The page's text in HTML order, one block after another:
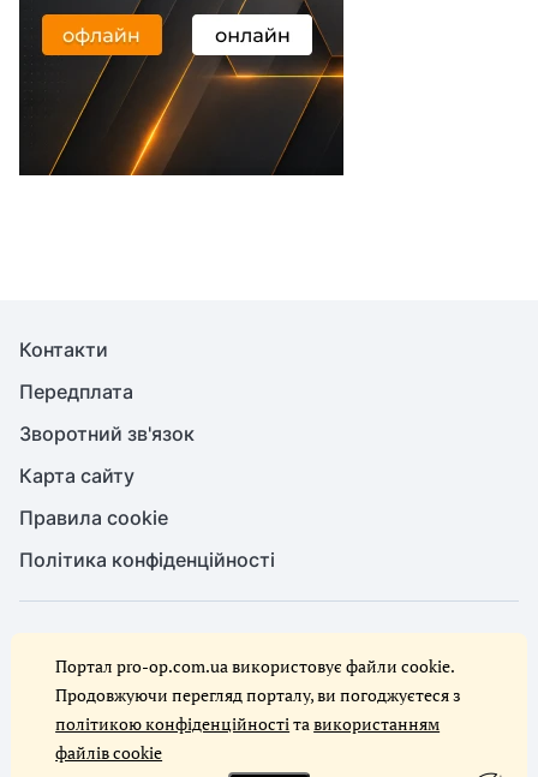
Контакти
Передплата
Зворотний зв'язок
Карта сайту
Правила cookie
Політика конфіденційності
Повне або часткове копіювання будь-яких матеріалів сайту,
цитування, публікація їх анотованих оглядів допускаються лише за
письмового дозволу редакції сайту Служба охорони праці
Ми в соцмережах
Портал pro-op.com.ua використовує файли cookie.
Продовжуючи перегляд порталу, ви погоджуєтеся з
політикою конфіденційностітавикористанням
файлів cookie